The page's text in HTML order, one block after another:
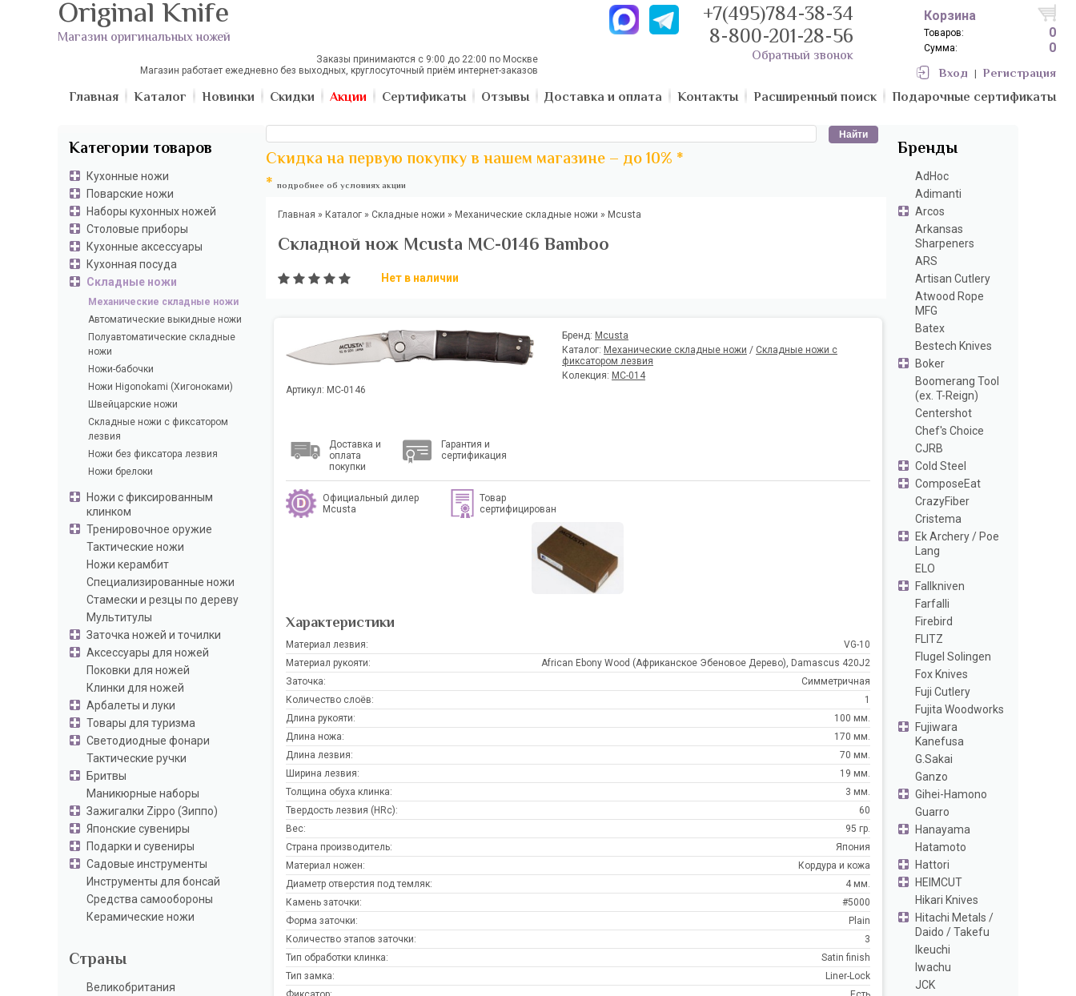
Original Knife
Магазин оригинальных ножей
Заказы принимаются с 9:00 до 22:00 по Москве
Магазин работает ежедневно без выходных, круглосуточный приём интернет-заказов
Корзина
Товаров: 0
Сумма: 0
Вход Регистрация
+7(495)784-38-34
8-800-201-28-56
Обратный звонок
Главная Каталог Новинки Скидки Акции Сертификаты Отзывы Доставка и оплата Контакты Расширенный поиск Подарочные сертификаты
Категории товаров
Кухонные ножи
Поварские ножи
Наборы кухонных ножей
Столовые приборы
Кухонные аксессуары
Кухонная посуда
Складные ножи
Механические складные ножи
Автоматические выкидные ножи
Полуавтоматические складные
ножи
Ножи-бабочки
Ножи Higonokami (Хигоноками)
Швейцарские ножи
Складные ножи с фиксатором
лезвия
Ножи без фиксатора лезвия
Ножи брелоки
Ножи с фиксированным
клинком
Тренировочное оружие
Тактические ножи
Ножи керамбит
Специализированные ножи
Стамески и резцы по дереву
Мультитулы
Заточка ножей и точилки
Аксессуары для ножей
Поковки для ножей
Клинки для ножей
Арбалеты и луки
Товары для туризма
Светодиодные фонари
Тактические ручки
Бритвы
Маникюрные наборы
Зажигалки Zippo (Зиппо)
Японские сувениры
Подарки и сувениры
Садовые инструменты
Инструменты для бонсай
Средства самообороны
Керамические ножи
Страны
Великобритания
Бренды
AdHoc
Adimanti
Arcos
Arkansas
Sharpeners
ARS
Artisan Cutlery
Atwood Rope
MFG
Batex
Bestech Knives
Boker
Boomerang Tool
(ex. T-Reign)
Centershot
Chef's Choice
CJRB
Cold Steel
ComposeEat
CrazyFiber
Cristema
Ek Archery / Poe
Lang
ELO
Fallkniven
Farfalli
Firebird
FLITZ
Flugel Solingen
Fox Knives
Fuji Cutlery
Fujita Woodworks
Fujiwara
Kanefusa
G.Sakai
Ganzo
Gihei-Hamono
Guarro
Hanayama
Hatamoto
Hattori
HEIMCUT
Hikari Knives
Hitachi Metals /
Daido / Takefu
Ikeuchi
Iwachu
JCK
Скидка на первую покупку в нашем магазине – до 10% *
* подробнее об условиях акции
Главная » Каталог » Складные ножи » Механические складные ножи » Mcusta
Складной нож Mcusta MC-0146 Bamboo
Нет в наличии
Бренд: Mcusta
Каталог: Механические складные ножи / Складные ножи с
фиксатором лезвия
Колекция: MC-014
Артикул: MC-0146
Доставка и
оплата
покупки
Гарантия и
сертификация
Официальный дилер
Mcusta
Товар
сертифицирован
Характеристики
Материал лезвия:
VG-10
Материал рукояти:
African Ebony Wood (Африканское Эбеновое Дерево), Damascus 420J2
Заточка:
Симметричная
Количество слоёв:
1
Длина рукояти:
100 мм.
Длина ножа:
170 мм.
Длина лезвия:
70 мм.
Ширина лезвия:
19 мм.
Толщина обуха клинка:
3 мм.
Твердость лезвия (HRc):
60
Вес:
95 гр.
Страна производитель:
Япония
Материал ножен:
Кордура и кожа
Диаметр отверстия под темляк:
4 мм.
Камень заточки:
#5000
Форма заточки:
Plain
Количество этапов заточки:
3
Тип обработки клинка:
Satin finish
Тип замка:
Liner-Lock